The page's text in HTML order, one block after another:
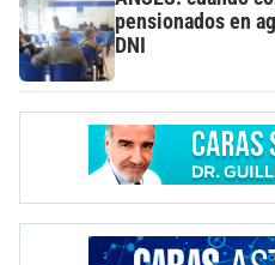
pensionados en
DNI